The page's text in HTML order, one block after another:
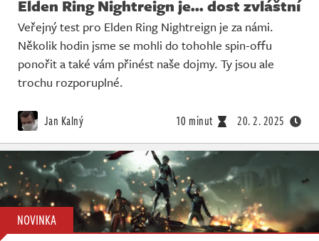
Elden Ring Nightreign je... dost zvláštní
Veřejný test pro Elden Ring Nightreign je za námi.
Několik hodin jsme se mohli do tohohle spin-offu
ponořit a také vám přinést naše dojmy. Ty jsou ale
trochu rozporuplné.
Jan Kalný 10 minut 20. 2. 2025
NOVINKA